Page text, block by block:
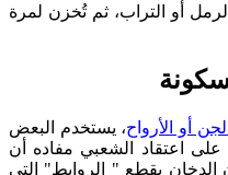
أو التراب، ثم تُخزن لمرة
أو الأرواح، يستخدم البعض
اعتقاد الشعبي مفاده أن
الدخان يقطع " الروابط" التي